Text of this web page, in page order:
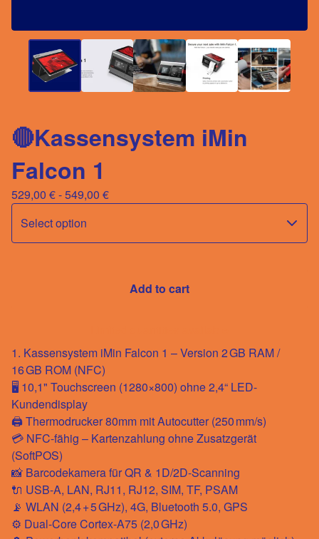
🔴Kassensystem iMin
Falcon 1
529,00 €- 549,00 €
Add to cart
1. Kassensystem iMin Falcon 1 – Version 2 GB RAM /
16 GB ROM (NFC)
🖥️ 10,1" Touchscreen (1280×800) ohne 2,4“ LED-
Kundendisplay
🖨️ Thermodrucker 80mm mit Autocutter (250 mm/s)
💳 NFC-fähig – Kartenzahlung ohne Zusatzgerät
(SoftPOS)
📸 Barcodekamera für QR & 1D/2D-Scanning
🔌 USB-A, LAN, RJ11, RJ12, SIM, TF, PSAM
📡 WLAN (2,4 + 5 GHz), 4G, Bluetooth 5.0, GPS
⚙️ Dual-Core Cortex-A75 (2,0 GHz)